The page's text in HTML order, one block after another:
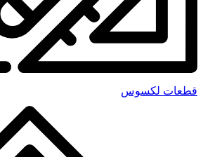
قطعات لکسوس